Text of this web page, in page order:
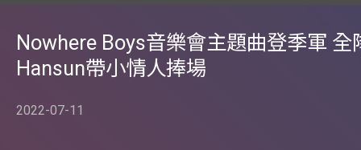
Nowhere Boys音樂會主題曲登季軍 全
Hansun帶小情人捧場
2022-07-11